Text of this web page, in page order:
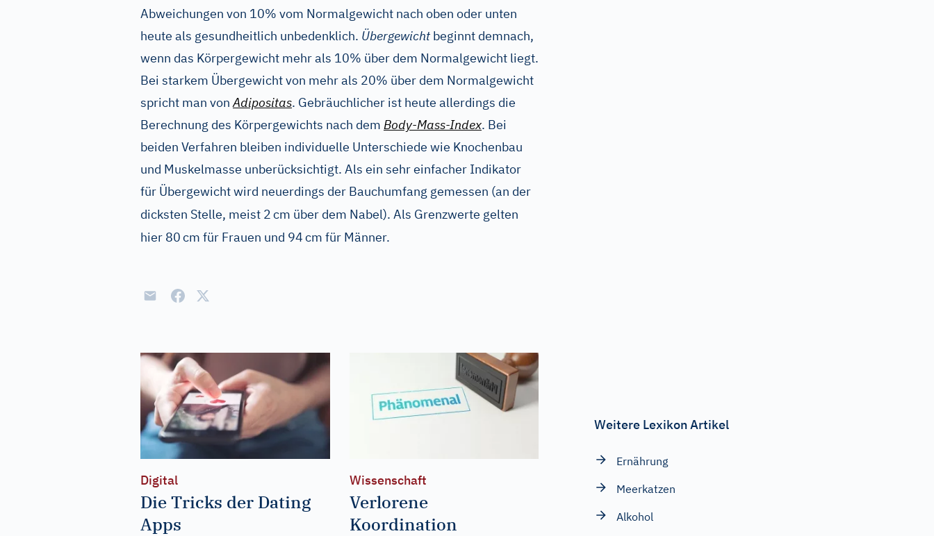
Abweichungen von 10% vom Normalgewicht nach oben oder unten
heute als gesundheitlich unbedenklich. Übergewicht beginnt demnach,
wenn das Körpergewicht mehr als 10% über dem Normalgewicht liegt.
Bei starkem Übergewicht von mehr als 20% über dem Normalgewicht
spricht man vonAdipositas. Gebräuchlicher ist heute allerdings die
Berechnung des Körpergewichts nach dem Body-Mass-Index. Bei
beiden Verfahren bleiben individuelle Unterschiede wie Knochenbau
und Muskelmasse unberücksichtigt. Als ein sehr einfacher Indikator
für Übergewicht wird neuerdings der Bauchumfang gemessen (an der
dicksten Stelle, meist 2cm über dem Nabel). Als Grenzwerte gelten
hier 80cm für Frauen und 94cm für Männer.
Digital
Die Tricks der Dating
Apps
Wissenschaft
Verlorene
Koordination
Weitere Lexikon Artikel
Ernährung
Meerkatzen
Alkohol